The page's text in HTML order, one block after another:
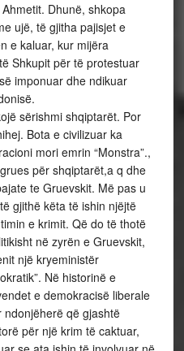
Dhunë, shkopa
ujë, të gjitha pajisjet e
e kaluar, kur mijëra
Shkupit për të protestuar
imponuar dhe ndikuar
sërishmi shqiptarët. Por
Bota e civilizuar ka
mori emrin “Monstra”.,
për shqiptarët,a q dhe
te Gruevskit. Më pas u
gjithë këta të ishin njëjtë
e krimit. Që do të thotë
në zyrën e Gruevskit,
një kryeministër
Në historinë e
e demokracisë liberale
që gjashtë
për një krim të caktuar,